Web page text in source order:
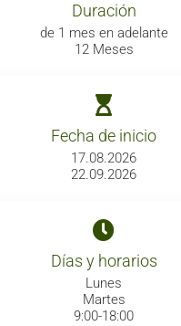
Duración
de 1 mes en adelante
12 Meses
Fecha de inicio
17.08.2026
22.09.2026
Días y horarios
Lunes
Martes
9:00-18:00